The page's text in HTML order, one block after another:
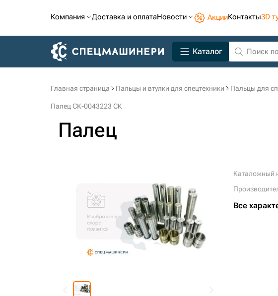
Компания Доставка и оплатаНовости АкцииКонтакты3D
Каталог
Главная страница Пальцы и втулки для спецтехники Пальцы для
Палец СК-0043223 СК
Палец
Каталожный
Все